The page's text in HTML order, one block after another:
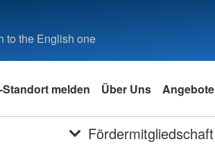
to the English one
Standort melden Über Uns Angebote
Fördermitgliedschaft